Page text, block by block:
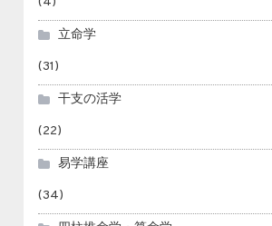
立命学
(31)
干支の活学
(22)
易学講座
(34)